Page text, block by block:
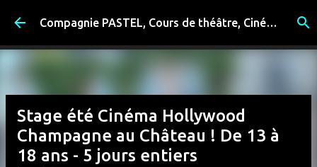
Accéder au contenu principal Compagnie PASTEL, Cours de théâtre, Cinéma, Exposition, Ateliers artistiques, Spectacle à Reims
Stage été Cinéma Hollywood
Champagne au Château ! De 13 à
18 ans - 5 jours entiers